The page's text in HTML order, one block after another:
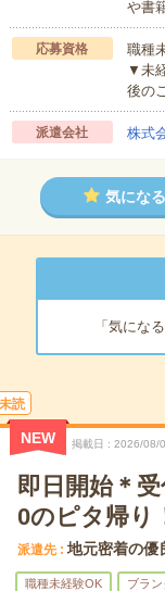
や書
応募資格
職種
▼未
後の
派遣会社 株式
気になる
「気にな
未読
NEW 掲載日 2026/08/
即日開始＊
0のピタ帰り
派遣先 地元密着の優
職種未経験OK ブラ